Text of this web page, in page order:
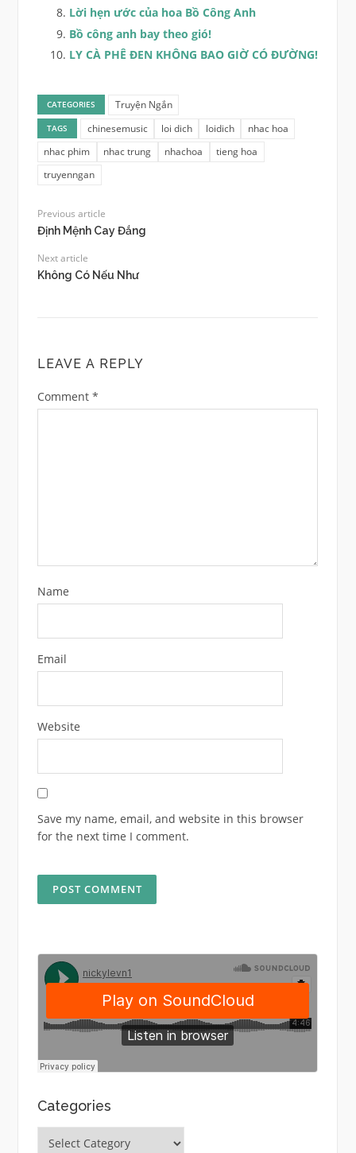
Lời hẹn ước của hoa Bồ Công Anh
Bồ công anh bay theo gió!
LY CÀ PHÊ ĐEN KHÔNG BAO GIỜ CÓ ĐƯỜNG!
CATEGORIES Truyện Ngắn
TAGS chinesemusic loi dich loidich
nhac hoa
nhac phim
nhac trung nhachoa
tieng hoa
truyenngan
Previous article
Định Mệnh Cay Đắng
Next article
Không Có Nếu Như
LEAVE A REPLY
Comment *
Name
Email
Website
Save my name, email, and website in this browser
for the next time I comment.
Categories
Categories